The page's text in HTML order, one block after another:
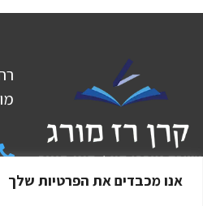
אנו מכבדים את הפרטיות שלך